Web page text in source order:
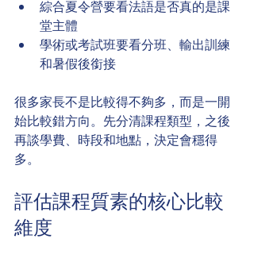
綜合夏令營要看法語是否真的是課
堂主體
學術或考試班要看分班、輸出訓練
和暑假後銜接
很多家長不是比較得不夠多，而是一開
始比較錯方向。先分清課程類型，之後
再談學費、時段和地點，決定會穩得
多。
評估課程質素的核心比較
維度